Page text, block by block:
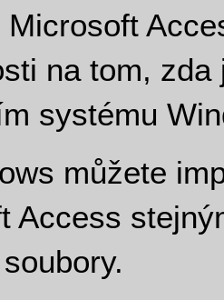
Microsoft
na tom, zda
systému
můžete
Access